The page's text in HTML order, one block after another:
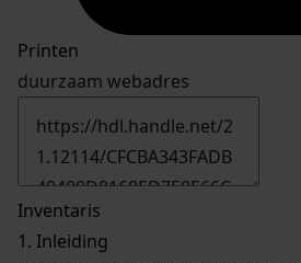
Printen
duurzaam webadres
Inventaris
1. Inleiding